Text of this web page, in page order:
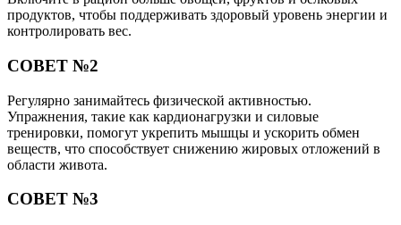
продуктов, чтобы поддерживать здоровый уровень энергии и
контролировать вес.
СОВЕТ №2
Регулярно занимайтесь физической активностью.
Упражнения, такие как кардионагрузки и силовые
тренировки, помогут укрепить мышцы и ускорить обмен
веществ, что способствует снижению жировых отложений в
области живота.
СОВЕТ №3